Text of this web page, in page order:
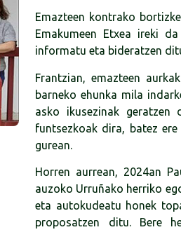
Emazteen kontrako
Emakumeen Etxea ireki
informatu eta bideratzen
Frantzian, emazteen
barneko ehunka mila
asko ikusezinak geratzen
funtsezkoak dira, batez
gurean.
Horren aurrean, 2024an
auzoko Urruñako herriko
eta autokudeatu honek
proposatzen ditu. Bere